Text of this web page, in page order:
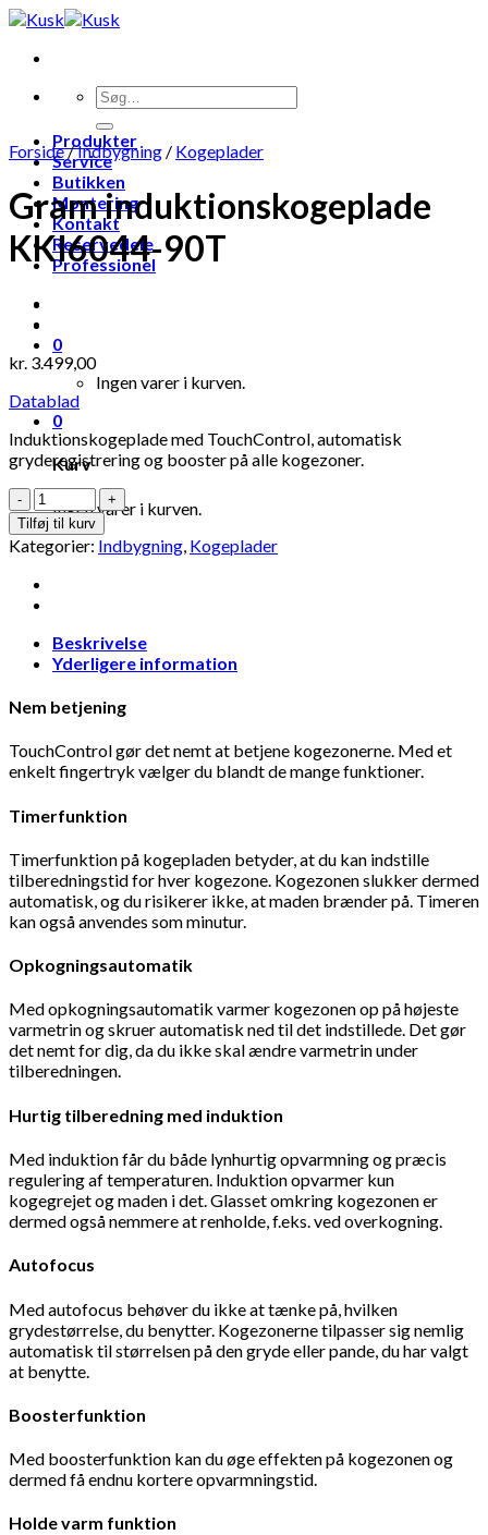
Skip
content
Produkter
Service
Butikken
Montering
Kontakt
Reservedele
Professionel
0
Ingen varer i kurven.
0
Kurv
Ingen varer i kurven.
Forside/Indbygning / Kogeplader
Gram induktionskogeplade
KKI6044-90T
kr. 3.499,00
Datablad
Induktionskogeplade med TouchControl, automatisk
gryderegistrering og booster på alle kogezoner.
Tilføj til kurv
Kategorier: Indbygning, Kogeplader
Beskrivelse
Yderligere information
Nem betjening
TouchControl gør det nemt at betjene kogezonerne. Med et
enkelt fingertryk vælger du blandt de mange funktioner.
Timerfunktion
Timerfunktion på kogepladen betyder, at du kan indstille
tilberedningstid for hver kogezone. Kogezonen slukker dermed
automatisk, og du risikerer ikke, at maden brænder på. Timeren
kan også anvendes som minutur.
Opkogningsautomatik
Med opkogningsautomatik varmer kogezonen op på højeste
varmetrin og skruer automatisk ned til det indstillede. Det gør
det nemt for dig, da du ikke skal ændre varmetrin under
tilberedningen.
Hurtig tilberedning med induktion
Med induktion får du både lynhurtig opvarmning og præcis
regulering af temperaturen. Induktion opvarmer kun
kogegrejet og maden i det. Glasset omkring kogezonen er
dermed også nemmere at renholde, f.eks. ved overkogning.
Autofocus
Med autofocus behøver du ikke at tænke på, hvilken
grydestørrelse, du benytter. Kogezonerne tilpasser sig nemlig
automatisk til størrelsen på den gryde eller pande, du har valgt
at benytte.
Boosterfunktion
Med boosterfunktion kan du øge effekten på kogezonen og
dermed få endnu kortere opvarmningstid.
Holde varm funktion